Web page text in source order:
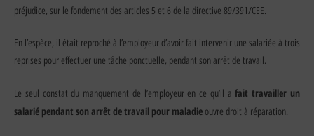
préjudice, sur le fondement des articles 5 et 6 de la directive 89/391/CEE.
En l’espèce, il était reproché à l’employeur d’avoir fait intervenir une salariée à trois
reprises pour effectuer une tâche ponctuelle, pendant son arrêt de travail.
Le seul constat du manquement de l’employeur en ce qu’il afait travailler un
salarié pendant son arrêt de travail pour maladie ouvre droit à réparation.